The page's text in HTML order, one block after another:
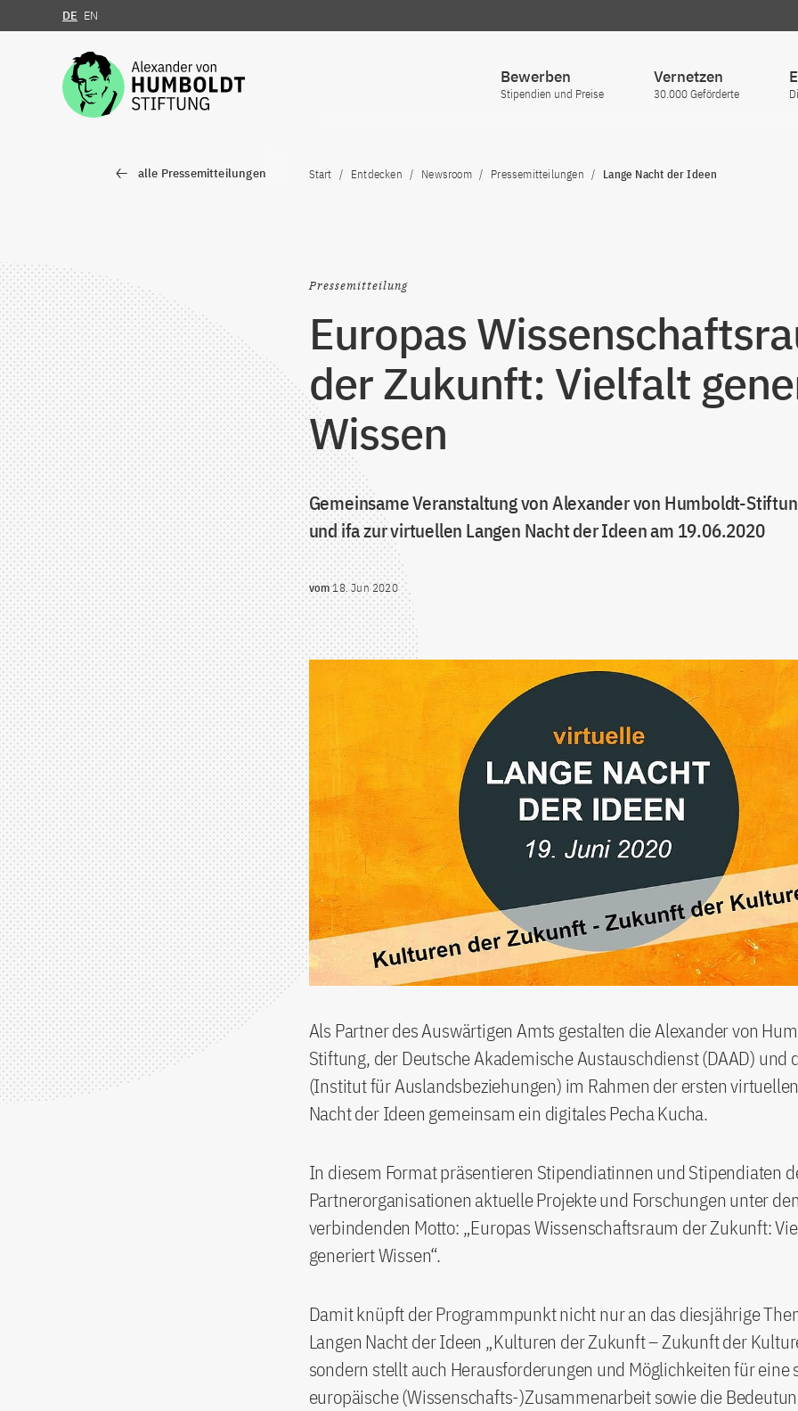
Zum Inhalt springen
DE EN
Bewerben
Stipendien und Preise
Vernetzen
30.000 Geförderte
alle Pressemitteilungen Start Entdecken Newsroom Pressemitteilungen Lange Nacht der Ideen
Pressemitteilung
Europas
der Zukunft: Vielfalt
Wissen
Gemeinsame Veranstaltung von Alexander von Humboldt-
und ifa zur virtuellen Langen Nacht der Ideen am 19.06.2020
vom18. Jun 2020
Als Partner des Auswärtigen Amts gestalten die Alexander von
Stiftung, der Deutsche Akademische Austauschdienst (DAAD) und
(Institut für Auslandsbeziehungen) im Rahmen der ersten
Nacht der Ideen gemeinsam ein digitales Pecha Kucha.
In diesem Format präsentieren Stipendiatinnen und Stipendiaten
Partnerorganisationen aktuelle Projekte und Forschungen unter
verbindenden Motto: „Europas Wissenschaftsraum der Zukunft:
generiert Wissen“.
Damit knüpft der Programmpunkt nicht nur an das diesjährige
Langen Nacht der Ideen „Kulturen der Zukunft – Zukunft der
sondern stellt auch Herausforderungen und Möglichkeiten für eine
europäische (Wissenschafts-)Zusammenarbeit sowie die